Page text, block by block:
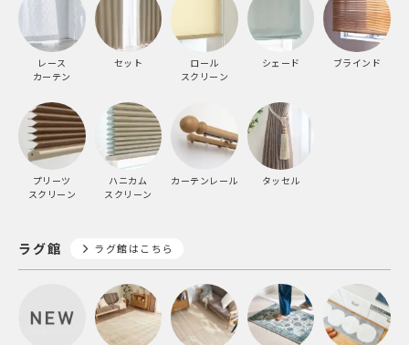
レース
カーテン
セット
ロール
スクリーン
シェード ブラインド
プリーツ
スクリーン
ハニカム
スクリーン
カーテンレール タッセル
ラグ館 ラグ館はこちら